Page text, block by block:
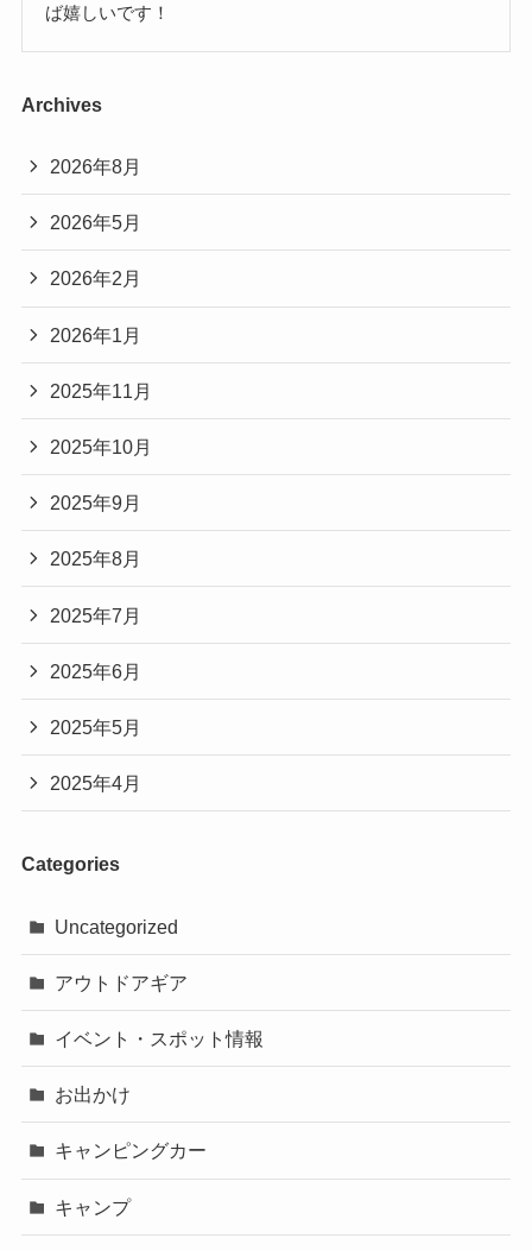
ば嬉しいです！
Archives
2026年8月
2026年5月
2026年2月
2026年1月
2025年11月
2025年10月
2025年9月
2025年8月
2025年7月
2025年6月
2025年5月
2025年4月
Categories
Uncategorized
アウトドアギア
イベント・スポット情報
お出かけ
キャンピングカー
キャンプ